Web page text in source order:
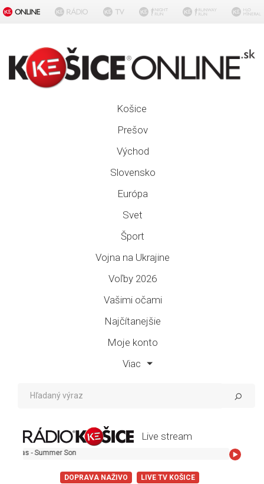
Košice
Prešov
Východ
Slovensko
Európa
Svet
Šport
Vojna na Ukrajine
Voľby 2026
Vašimi očami
Najčítanejšie
Moje konto
Viac
Live stream
DOPRAVA NAŽIVO LIVE TV KOŠICE